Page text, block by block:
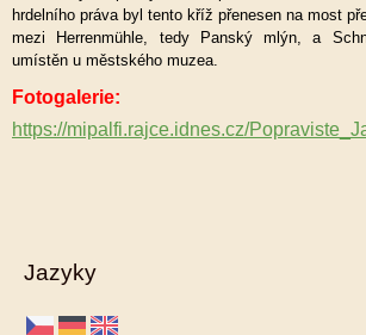
hrdelního práva byl tento kříž přenesen na most
mezi Herrenmühle, tedy Panský mlýn, a
umístěn u městského muzea.
Fotogalerie:
https://mipalfi.rajce.idnes.cz/
Jazyky